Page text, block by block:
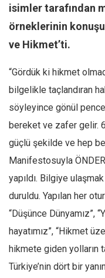
Barış Tarımcıoğlu
Ömer Kayani
Yusuf Armağan
Leyla Şerif Emin
Selçuk Türkyılmaz
Mehmet Ali Tekin
Abir E. Nahas
Amina S.
Bağdagül Öz
Esra Elönü
» Yazar arşivi
Tüm Sayılar
isimler tarafından
örneklerinin
ve Hikmet’ti.
“Gördük ki hikmet
bilgelikle taçlandıran
söyleyince gönül
bereket ve zafer gelir.
güçlü şekilde ve hep
Manifestosuyla
yapıldı. Bilgiye
duruldu. Yapılan her
“Düşünce Dünyamız”,
hayatımız”, “Hikmet
hikmete giden yolların
Türkiye’nin dört bir